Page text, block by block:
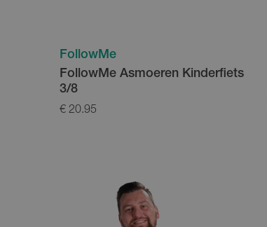
FollowMe
FollowMe Asmoeren Kinderfiets
3/8
€ 20.95